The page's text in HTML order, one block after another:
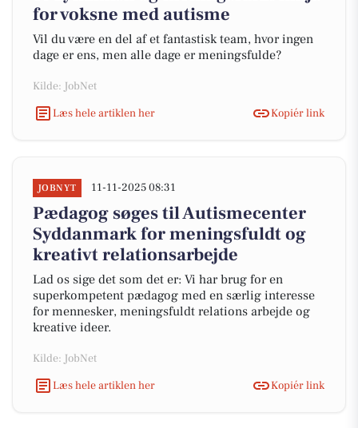
for voksne med autisme
Vil du være en del af et fantastisk team, hvor ingen
dage er ens, men alle dage er meningsfulde?
Kilde: JobNet
Læs hele artiklen her
Kopiér link
JOBNYT 11-11-2025 08:31
Pædagog søges til Autismecenter
Syddanmark for meningsfuldt og
kreativt relationsarbejde
Lad os sige det som det er: Vi har brug for en
superkompetent pædagog med en særlig interesse
for mennesker, meningsfuldt relations arbejde og
kreative ideer.
Kilde: JobNet
Læs hele artiklen her
Kopiér link